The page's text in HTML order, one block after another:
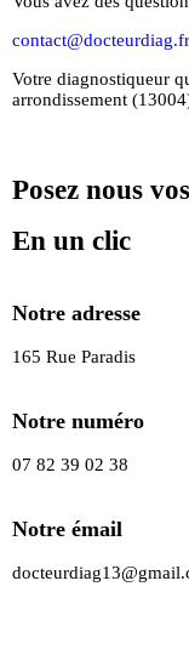
contact@docteurdiag.fr
Votre diagnostiqueur
arrondissement
Posez nous
En un clic
Notre adresse
165 Rue Paradis
Notre numéro
07 82 39 02 38
Notre émail